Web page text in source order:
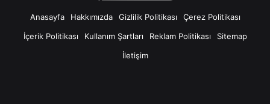
Anasayfa Hakkımızda Gizlilik Politikası
Çerez Politikası
İçerik Politikası
Kullanım Şartları Reklam Politikası
Sitemap
İletişim